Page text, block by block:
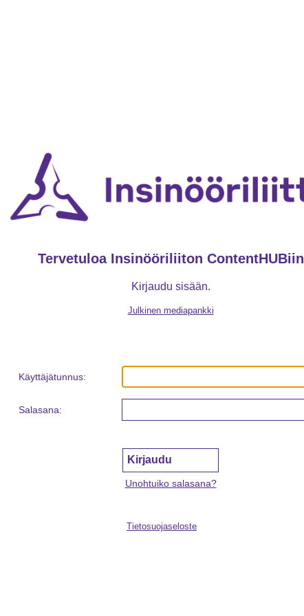
Tervetuloa Insinööriliiton ContentHUBiin
Kirjaudu sisään.
Julkinen mediapankki
Käyttäjätunnus:
Salasana:
Unohtuiko salasana?
Tietosuojaseloste